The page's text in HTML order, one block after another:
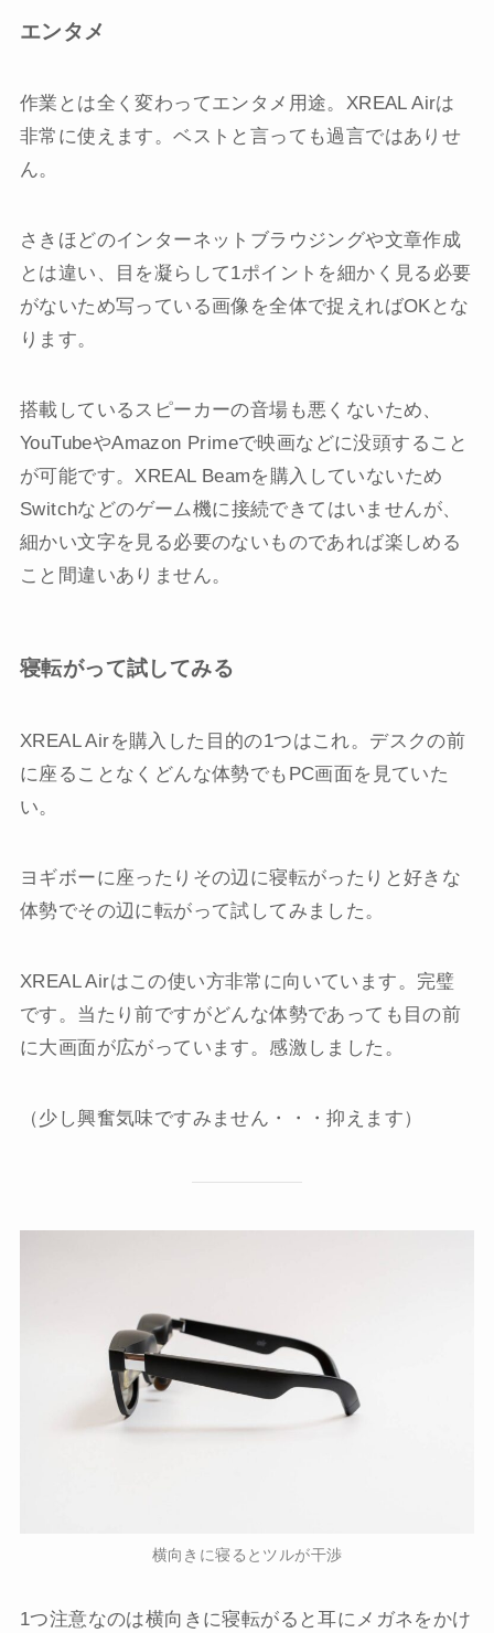
エンタメ
作業とは全く変わってエンタメ用途。XREAL Airは
非常に使えます。ベストと言っても過言ではありせ
ん。
さきほどのインターネットブラウジングや文章作成
とは違い、目を凝らして1ポイントを細かく見る必要
がないため写っている画像を全体で捉えればOKとな
ります。
搭載しているスピーカーの音場も悪くないため、
YouTubeやAmazon Primeで映画などに没頭すること
が可能です。XREAL Beamを購入していないため
Switchなどのゲーム機に接続できてはいませんが、
細かい文字を見る必要のないものであれば楽しめる
こと間違いありません。
寝転がって試してみる
XREAL Airを購入した目的の1つはこれ。デスクの前
に座ることなくどんな体勢でもPC画面を見ていた
い。
ヨギボーに座ったりその辺に寝転がったりと好きな
体勢でその辺に転がって試してみました。
XREAL Airはこの使い方非常に向いています。完璧
です。当たり前ですがどんな体勢であっても目の前
に大画面が広がっています。感激しました。
（少し興奮気味ですみません・・・抑えます）
横向きに寝るとツルが干渉
1つ注意なのは横向きに寝転がると耳にメガネをかけ